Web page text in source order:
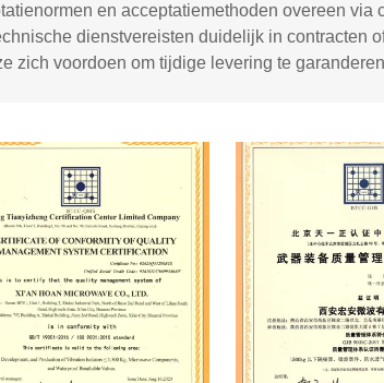
en acceptatiemethoden overeen via
dienstvereisten duidelijk in contracten
zich voordoen om tijdige levering te